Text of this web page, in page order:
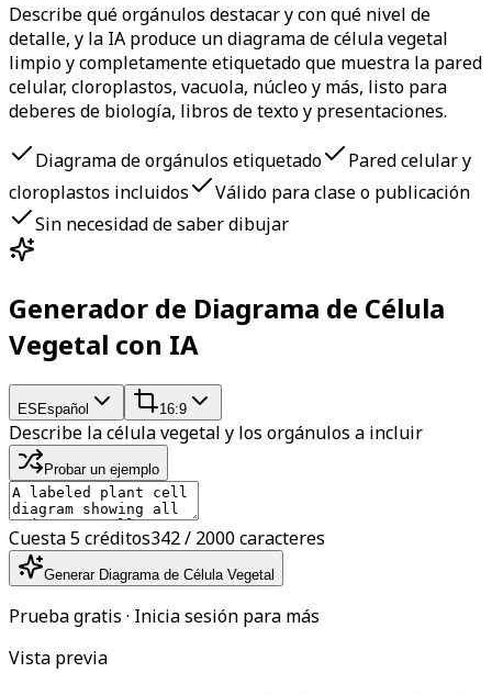
Describe qué orgánulos destacar y con qué nivel de
detalle, y la IA produce un diagrama de célula vegetal
limpio y completamente etiquetado que muestra la pared
celular, cloroplastos, vacuola, núcleo y más, listo para
deberes de biología, libros de texto y presentaciones.
Diagrama de orgánulos etiquetado
Pared celular y
cloroplastos incluidos
Válido para clase o publicación
Sin necesidad de saber dibujar
Generador de Diagrama de Célula
Vegetal con IA
ESEspañol 16:9
Describe la célula vegetal y los orgánulos a incluir
Probar un ejemplo
Cuesta 5 créditos342 / 2000 caracteres
Generar Diagrama de Célula Vegetal
Prueba gratis · Inicia sesión para más
Vista previa